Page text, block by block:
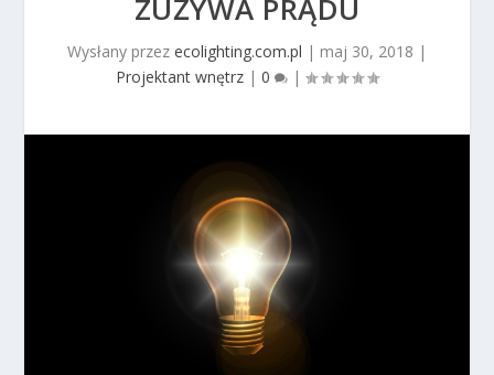
ZUŻYWA PRĄDU
Wysłany przez ecolighting.com.pl | maj 30, 2018 |
Projektant wnętrz | 0 |